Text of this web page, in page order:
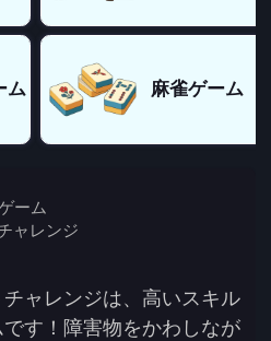
ム 麻雀ゲーム
ーム
ャレンジ
ャレンジは、高いスキル
す！障害物をかわしなが